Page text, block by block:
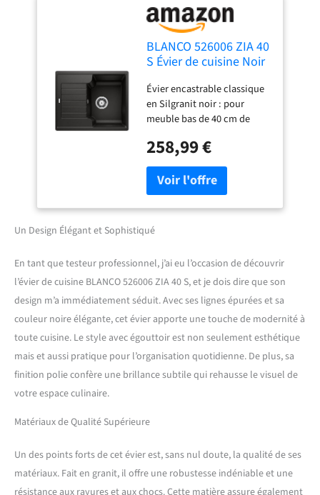
BLANCO 526006 ZIA 40
S Évier de cuisine Noir
Évier encastrable classique
en Silgranit noir : pour
meuble bas de 40 cm de
disponible dans d'autres
couleurs Silgranit et peut
être assorti aux robinets
BLANCO assortis Idéal dans
un petit espace : le plus
petit évier de cuisine
pour un travail confortable
même dans les très petites
cuisines Évier en granit en
silgranit : le matériau
composite breveté composé
jusqu'à 80 % de quartz est
une pierre artificielle de
qualité supérieure - Facile à
à la chaleur Instructions
réversible et peut être aligné
à gauche et à droite de
l'égouttoir - Avec trous pré-
258,99 €
Un Design Élégant et Sophistiqué
En tant que testeur professionnel, j’ai eu l’occasion de découvrir
l’évier de cuisine BLANCO 526006 ZIA 40 S, et je dois dire que son
design m’a immédiatement séduit. Avec ses lignes épurées et sa
couleur noire élégante, cet évier apporte une touche de modernité à
toute cuisine. Le style avec égouttoir est non seulement esthétique
mais et aussi pratique pour l’organisation quotidienne. De plus, sa
finition polie confère une brillance subtile qui rehausse le visuel de
votre espace culinaire.
Matériaux de Qualité Supérieure
Un des points forts de cet évier est, sans nul doute, la qualité de ses
matériaux. Fait en granit, il offre une robustesse indéniable et une
résistance aux rayures et aux chocs. Cette matière assure également